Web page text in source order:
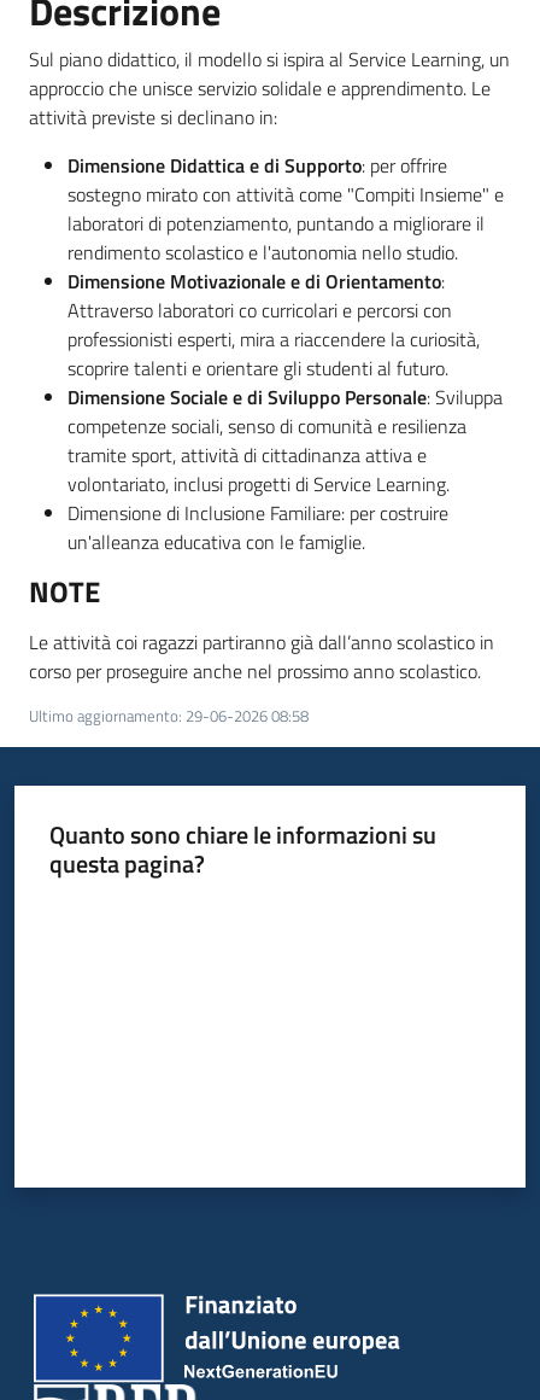
Sul piano didattico, il modello si ispira al Service Learning, un
approccio che unisce servizio solidale e apprendimento. Le
attività previste si declinano in:
Dimensione Didattica e di Supporto: per offrire
sostegno mirato con attività come "Compiti Insieme" e
laboratori di potenziamento, puntando a migliorare il
rendimento scolastico e l'autonomia nello studio.
Dimensione Motivazionale e di Orientamento:
Attraverso laboratori co curricolari e percorsi con
professionisti esperti, mira a riaccendere la curiosità,
scoprire talenti e orientare gli studenti al futuro.
Dimensione Sociale e di Sviluppo Personale: Sviluppa
competenze sociali, senso di comunità e resilienza
tramite sport, attività di cittadinanza attiva e
volontariato, inclusi progetti di Service Learning.
Dimensione di Inclusione Familiare: per costruire
un'alleanza educativa con le famiglie.
NOTE
Le attività coi ragazzi partiranno già dall’anno scolastico in
corso per proseguire anche nel prossimo anno scolastico.
Ultimo aggiornamento: 29-06-2026 08:58
Quanto sono chiare le informazioni su
questa pagina?